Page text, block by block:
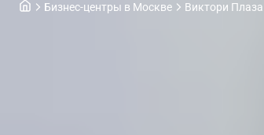
Бизнес-центры в Москве Виктори Плаза